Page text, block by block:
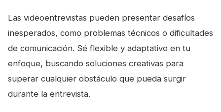
Las videoentrevistas pueden presentar desafíos
inesperados, como problemas técnicos o dificultades
de comunicación. Sé flexible y adaptativo en tu
enfoque, buscando soluciones creativas para
superar cualquier obstáculo que pueda surgir
durante la entrevista.